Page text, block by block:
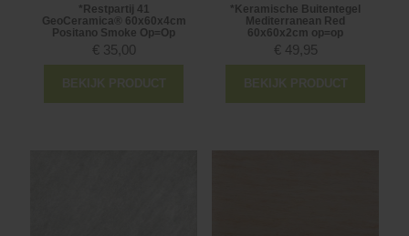
*Restpartij 41
GeoCeramica® 60x60x4cm
Positano Smoke Op=Op
€ 35,00
BEKIJK PRODUCT
*Keramische Buitentegel
Mediterranean Red
60x60x2cm op=op
€ 49,95
BEKIJK PRODUCT